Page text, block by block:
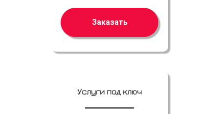
Заказать
Услуги под ключ